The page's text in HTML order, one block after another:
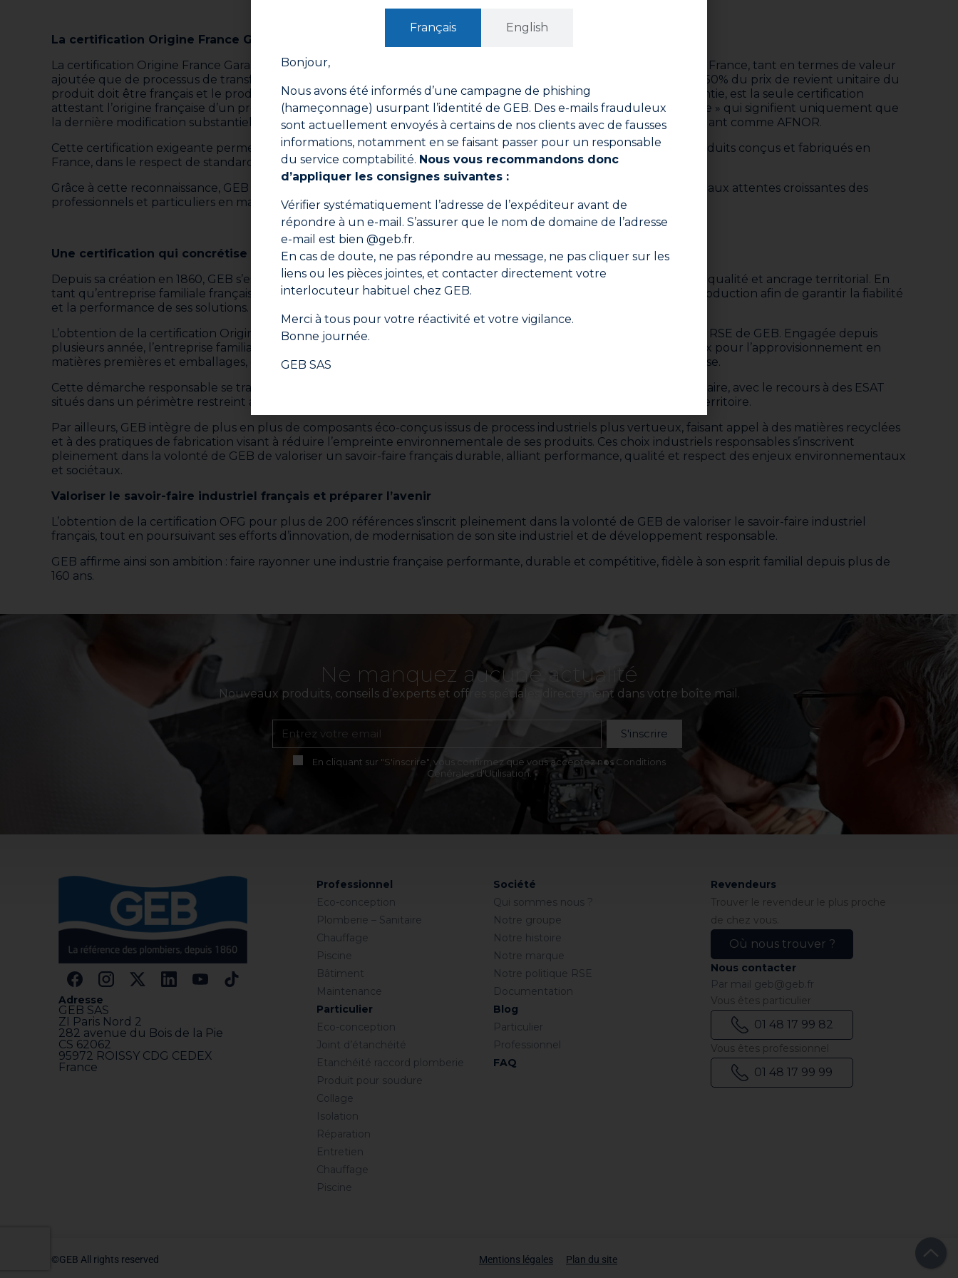
La certification Origine France Garantie, un gage de fabrication française.
La certification Origine France Garantie atteste que les produits estampillés OFG sont majoritairement fabriqués en France, tant en termes de valeur
ajoutée que de processus de transformation. Pour obtenir cette certification, 2 critères sont obligatoires : au moins 50% du prix de revient unitaire du
produit doit être français et le produit doit prendre ses caractéristiques essentielles en France. Origine France Garantie, est la seule certification
attestant l’origine française d’un produit, contrairement aux appellations « fabriqué en France » ou « made in France » qui signifient uniquement que
la dernière modification substantielle s’est faite en France, sans réel contrôle d’un organisme certificateur indépendant comme AFNOR.
Cette certification exigeante permet aux partenaires et utilisateurs des produits GEB, d’identifier clairement les produits conçus et fabriqués en
France, dans le respect de standards industriels stricts.
Grâce à cette reconnaissance, GEB renforce sa position d’acteur engagé de l’industrie française, tout en répondant aux attentes croissantes des
professionnels et particuliers en matière de traçabilité, transparence et origine des produits.
Une certification qui concrétise la RSE de GEB, société française familiale, fondée en 1860.
Depuis sa création en 1860, GEB s’est construite autour de valeurs fortes : indépendance, transmission, exigence de qualité et ancrage territorial. En
tant qu’entreprise familiale française, GEB privilégie l’investissement industriel local et la maîtrise de ses outils de production afin de garantir la fiabilité
et la performance de ses solutions.
L’obtention de la certification Origine France Garantie pour plus de 200 références vient concrétiser les démarches RSE de GEB. Engagée depuis
plusieurs année, l’entreprise familiale et française, fondée en 1860, privilégie au maximum les fournisseurs nationaux pour l’approvisionnement en
matières premières et emballages, contribuant ainsi au maintien et au développement de l’économie locale française.
Cette démarche responsable se traduit également par un engagement fort en faveur de l’économie locale et solidaire, avec le recours à des ESAT
situés dans un périmètre restreint autour de son site de production, favorisant l’inclusion sociale et l’emploi sur le territoire.
Par ailleurs, GEB intègre de plus en plus de composants éco-conçus issus de process industriels plus vertueux, faisant appel à des matières recyclées
et à des pratiques de fabrication visant à réduire l’empreinte environnementale de ses produits. Ces choix industriels responsables s’inscrivent
pleinement dans la volonté de GEB de valoriser un savoir-faire français durable, alliant performance, qualité et respect des enjeux environnementaux
et sociétaux.
Valoriser le savoir-faire industriel français et préparer l’avenir
L’obtention de la certification OFG pour plus de 200 références s’inscrit pleinement dans la volonté de GEB de valoriser le savoir-faire industriel
français, tout en poursuivant ses efforts d’innovation, de modernisation de son site industriel et de développement responsable.
GEB affirme ainsi son ambition : faire rayonner une industrie française performante, durable et compétitive, fidèle à son esprit familial depuis plus de
160 ans.
Ne manquez aucune actualité
Nouveaux produits, conseils d’experts et offres spéciales directement dans votre boîte mail.
En cliquant sur "S'inscrire", vous confirmez que vous acceptez nos Conditions
Générales d'Utilisation.
S'inscrire
Adresse
GEB SAS
ZI Paris Nord 2
282 avenue du Bois de la Pie
CS 62062
95972 ROISSY CDG CEDEX
France
Professionnel
Eco-conception
Plomberie – Sanitaire
Chauffage
Piscine
Bâtiment
Maintenance
Particulier
Eco-conception
Joint d’étanchéité
Etanchéité raccord plomberie
Produit pour soudure
Collage
Isolation
Réparation
Entretien
Chauffage
Piscine
Société
Qui sommes nous ?
Notre groupe
Notre histoire
Notre marque
Notre politique RSE
Documentation
Blog
Particulier
Professionnel
FAQ
Revendeurs
Trouver le revendeur le plus proche
de chez vous.
Où nous trouver ?
Nous contacter
Par mail geb@geb.fr
Vous êtes particulier
01 48 17 99 82
Vous êtes professionnel
01 48 17 99 99
©GEB All rights reserved Mentions légales Plan du site
Français English
Bonjour,
Nous avons été informés d’une campagne de phishing
(hameçonnage) usurpant l’identité de GEB. Des e-mails frauduleux
sont actuellement envoyés à certains de nos clients avec de fausses
informations, notamment en se faisant passer pour un responsable
du service comptabilité. Nous vous recommandons donc
d’appliquer les consignes suivantes :
Vérifier systématiquement l’adresse de l’expéditeur avant de
répondre à un e-mail. S’assurer que le nom de domaine de l’adresse
e-mail est bien @geb.fr.
En cas de doute, ne pas répondre au message, ne pas cliquer sur les
liens ou les pièces jointes, et contacter directement votre
interlocuteur habituel chez GEB.
Merci à tous pour votre réactivité et votre vigilance.
Bonne journée.
GEB SAS